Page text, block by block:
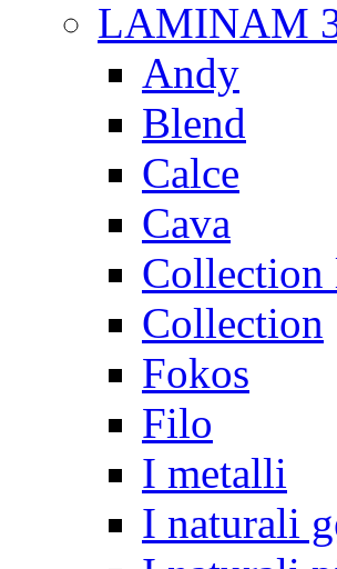
LAMINAM
Andy
Blend
Calce
Cava
Collection
Collection
Fokos
Filo
I metalli
I naturali